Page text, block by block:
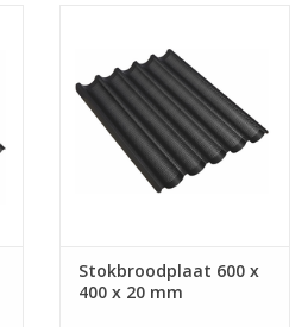
Stokbroodplaat 600 x
400 x 20 mm